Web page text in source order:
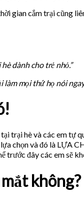
gian cắm trại cũng
dành cho trẻ nhỏ.”
làm mọi thứ họ nói
trại hè và các em tự
chọn và đó là LỰA
trước đây các em sẽ
không?